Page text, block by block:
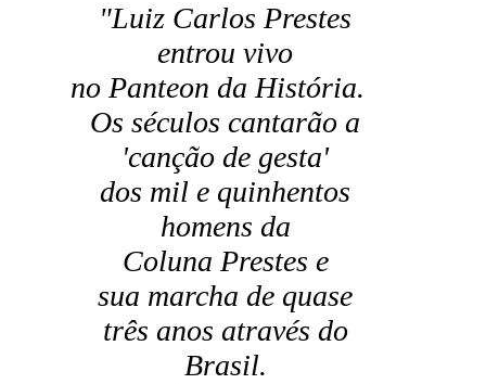
"Luiz Carlos Prestes
entrou vivo
no Panteon da História.
Os séculos cantarão a
'canção de gesta'
dos mil e quinhentos
homens da
Coluna Prestes e
sua marcha de quase
três anos através do
Brasil.